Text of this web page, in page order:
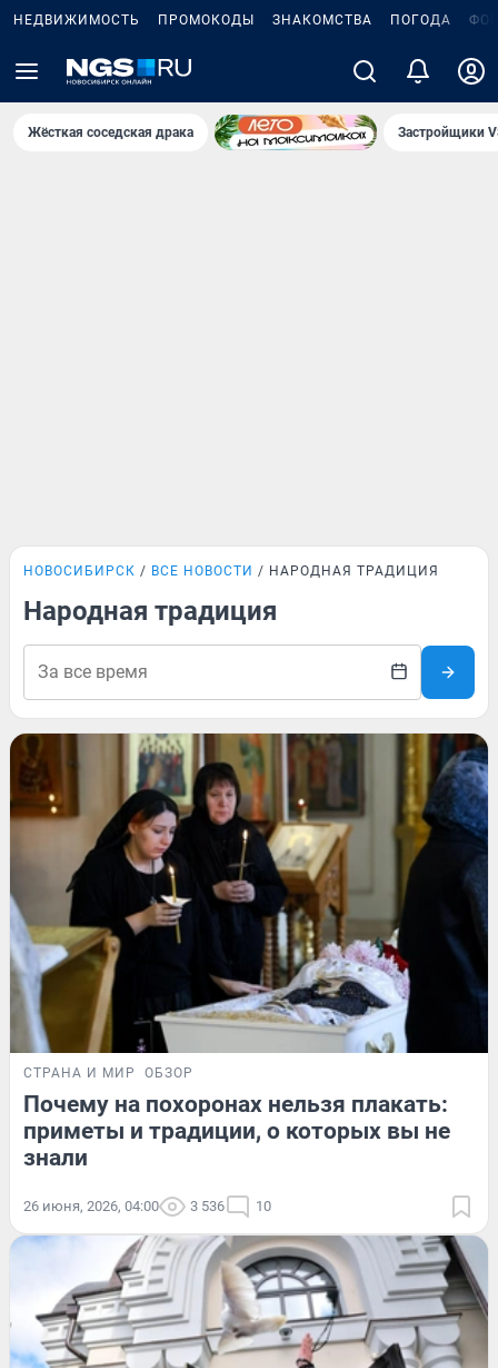
НЕДВИЖИМОСТЬ ПРОМОКОДЫ ЗНАКОМСТВА ПОГОДА
Жёсткая соседская драка Застройщики
НОВОСИБИРСК ВСЕ НОВОСТИ НАРОДНАЯ ТРАДИЦИЯ
Народная традиция
СТРАНА И МИР ОБЗОР
Почему на похоронах нельзя плакать:
приметы и традиции, о которых вы не
знали
26 июня, 2026, 04:00 3 536 10